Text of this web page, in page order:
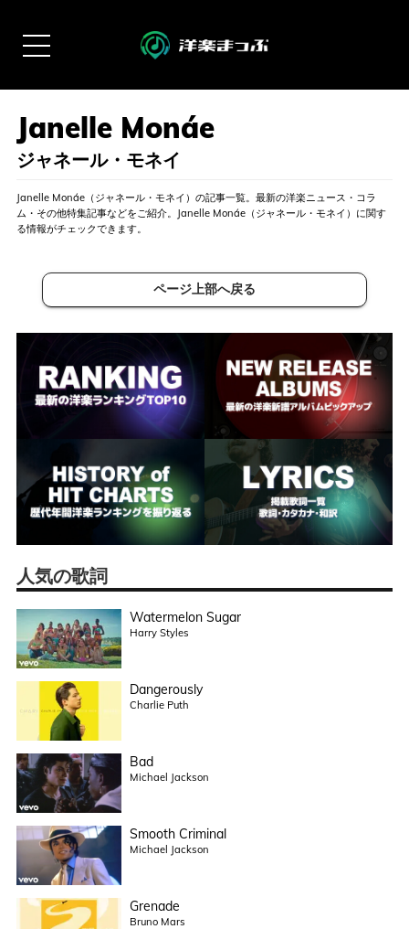
ジャネール・モネイ
Janelle Monáe（ジャネール・モネイ）の記事一覧。最新の洋楽ニュース・コラ
ム・その他特集記事などをご紹介。Janelle Monáe（ジャネール・モネイ）に関す
る情報がチェックできます。
ページ上部へ戻る
人気の歌詞
Watermelon Sugar
Harry Styles
Dangerously
Charlie Puth
Bad
Michael Jackson
Smooth Criminal
Michael Jackson
Grenade
Bruno Mars